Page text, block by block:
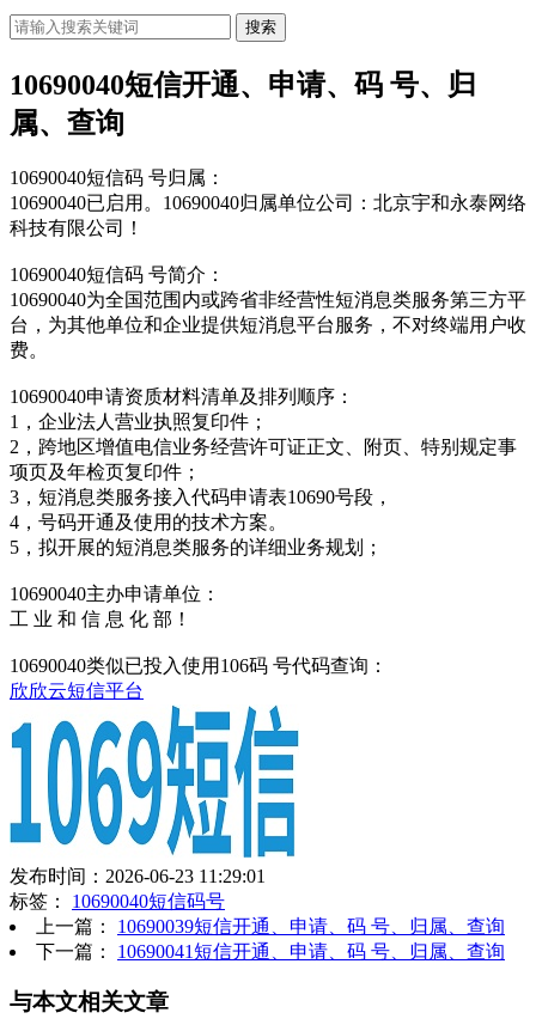
搜索
10690040短信开通、申请、码 号、归
属、查询
10690040短信码 号归属：
10690040已启用。10690040归属单位公司：北京宇和永泰网络
科技有限公司！
10690040短信码 号简介：
10690040为全国范围内或跨省非经营性短消息类服务第三方平
台，为其他单位和企业提供短消息平台服务，不对终端用户收
费。
10690040申请资质材料清单及排列顺序：
1，企业法人营业执照复印件；
2，跨地区增值电信业务经营许可证正文、附页、特别规定事
项页及年检页复印件；
3，短消息类服务接入代码申请表10690号段，
4，号码开通及使用的技术方案。
5，拟开展的短消息类服务的详细业务规划；
10690040主办申请单位：
工 业 和 信 息 化 部！
10690040类似已投入使用106码 号代码查询：
欣欣云短信平台
发布时间：2026-06-23 11:29:01
标签： 10690040短信码号
上一篇： 10690039短信开通、申请、码 号、归属、查询
下一篇： 10690041短信开通、申请、码 号、归属、查询
与本文相关文章